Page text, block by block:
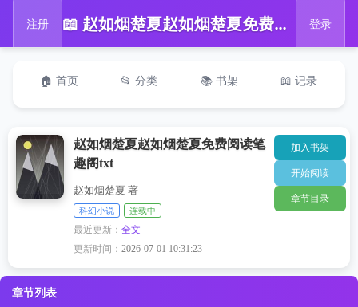
注册 📖 赵如烟楚夏赵如烟楚夏免费阅读笔趣阁txt 登录
🏠 首页 📂 分类 📚 书架 📖 记录
赵如烟楚夏赵如烟楚夏免费阅读笔
趣阁txt
赵如烟楚夏 著
科幻小说 连载中
最近更新：全文
更新时间：2026-07-01 10:31:23
加入书架
开始阅读
章节目录
章节列表